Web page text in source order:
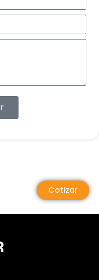
Cotizar